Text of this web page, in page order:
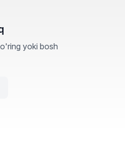
yoki bosh